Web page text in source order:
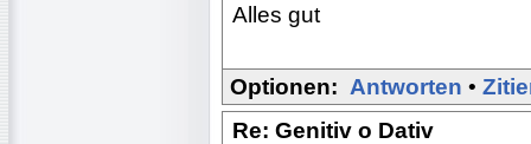
Alles gut
Optionen: Antworten •
Re: Genitiv o Dativ